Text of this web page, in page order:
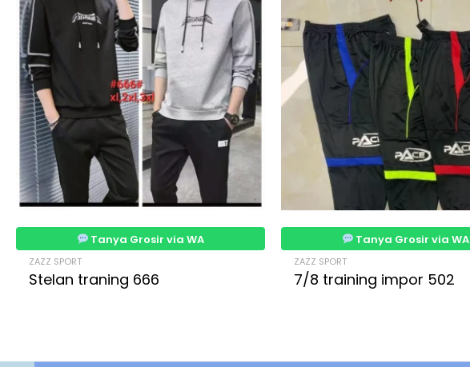
Tanya Grosir via WA
ZAZZ SPORT
Stelan traning 666
Tanya Grosir via WA
ZAZZ SPORT
7/8 training impor 502